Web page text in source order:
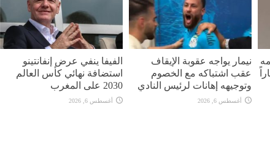
نيمار يواجه عقوبة الإيقاف
عقب اشتباكه مع الخصوم
وتوجيهه إهانات لرئيس النادي
أغسطس 6, 2026
الفيفا ينفي عرض إنفانتينو
استضافة نهائي كأس العالم
2030 على المغرب
أغسطس 6, 2026